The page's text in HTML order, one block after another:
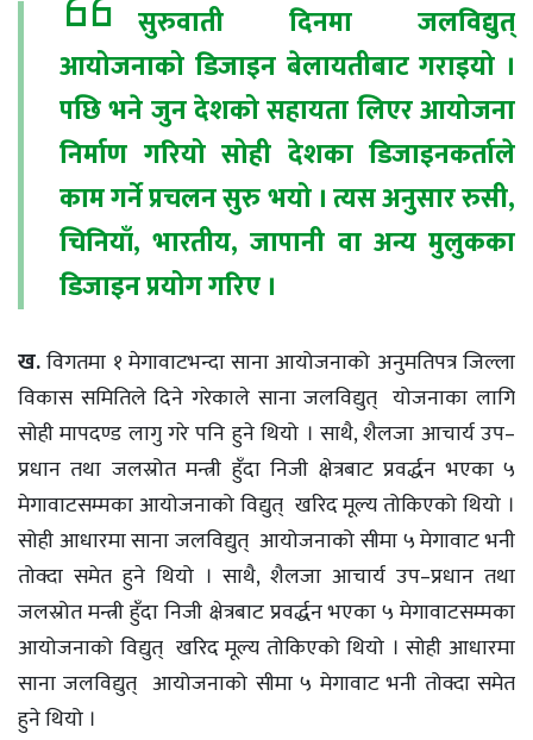
सुरुवाती दिनमा जलविद्युत्
आयोजनाको डिजाइन बेलायतीबाट गराइयो ।
पछि भने जुन देशको सहायता लिएर आयोजना
निर्माण गरियो सोही देशका डिजाइनकर्ताले
काम गर्ने प्रचलन सुरु भयो । त्यस अनुसार रुसी,
चिनियाँ, भारतीय, जापानी वा अन्य मुलुकका
डिजाइन प्रयोग गरिए ।
ख.विगतमा १ मेगावाटभन्दा साना आयोजनाको अनुमतिपत्र जिल्ला
विकास समितिले दिने गरेकाले साना जलविद्युत् योजनाका लागि
सोही मापदण्ड लागु गरे पनि हुने थियो । साथै, शैलजा आचार्य उप–
प्रधान तथा जलस्रोत मन्त्री हुँदा निजी क्षेत्रबाट प्रवर्द्धन भएका ५
मेगावाटसम्मका आयोजनाको विद्युत् खरिद मूल्य तोकिएको थियो ।
सोही आधारमा साना जलविद्युत् आयोजनाको सीमा ५ मेगावाट भनी
तोक्दा समेत हुने थियो । साथै, शैलजा आचार्य उप–प्रधान तथा
जलस्रोत मन्त्री हुँदा निजी क्षेत्रबाट प्रवर्द्धन भएका ५ मेगावाटसम्मका
आयोजनाको विद्युत् खरिद मूल्य तोकिएको थियो । सोही आधारमा
साना जलविद्युत् आयोजनाको सीमा ५ मेगावाट भनी तोक्दा समेत
हुने थियो ।